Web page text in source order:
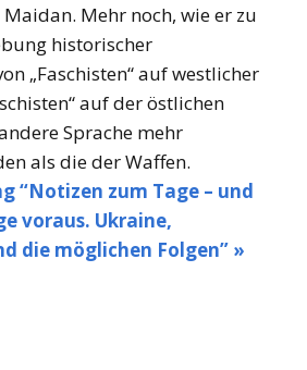
Mehr noch, wie er zu
historischer
„Faschisten“ auf westlicher
auf der östlichen
Sprache mehr
als die der Waffen.
“Notizen zum Tage – und
voraus. Ukraine,
die möglichen Folgen” »